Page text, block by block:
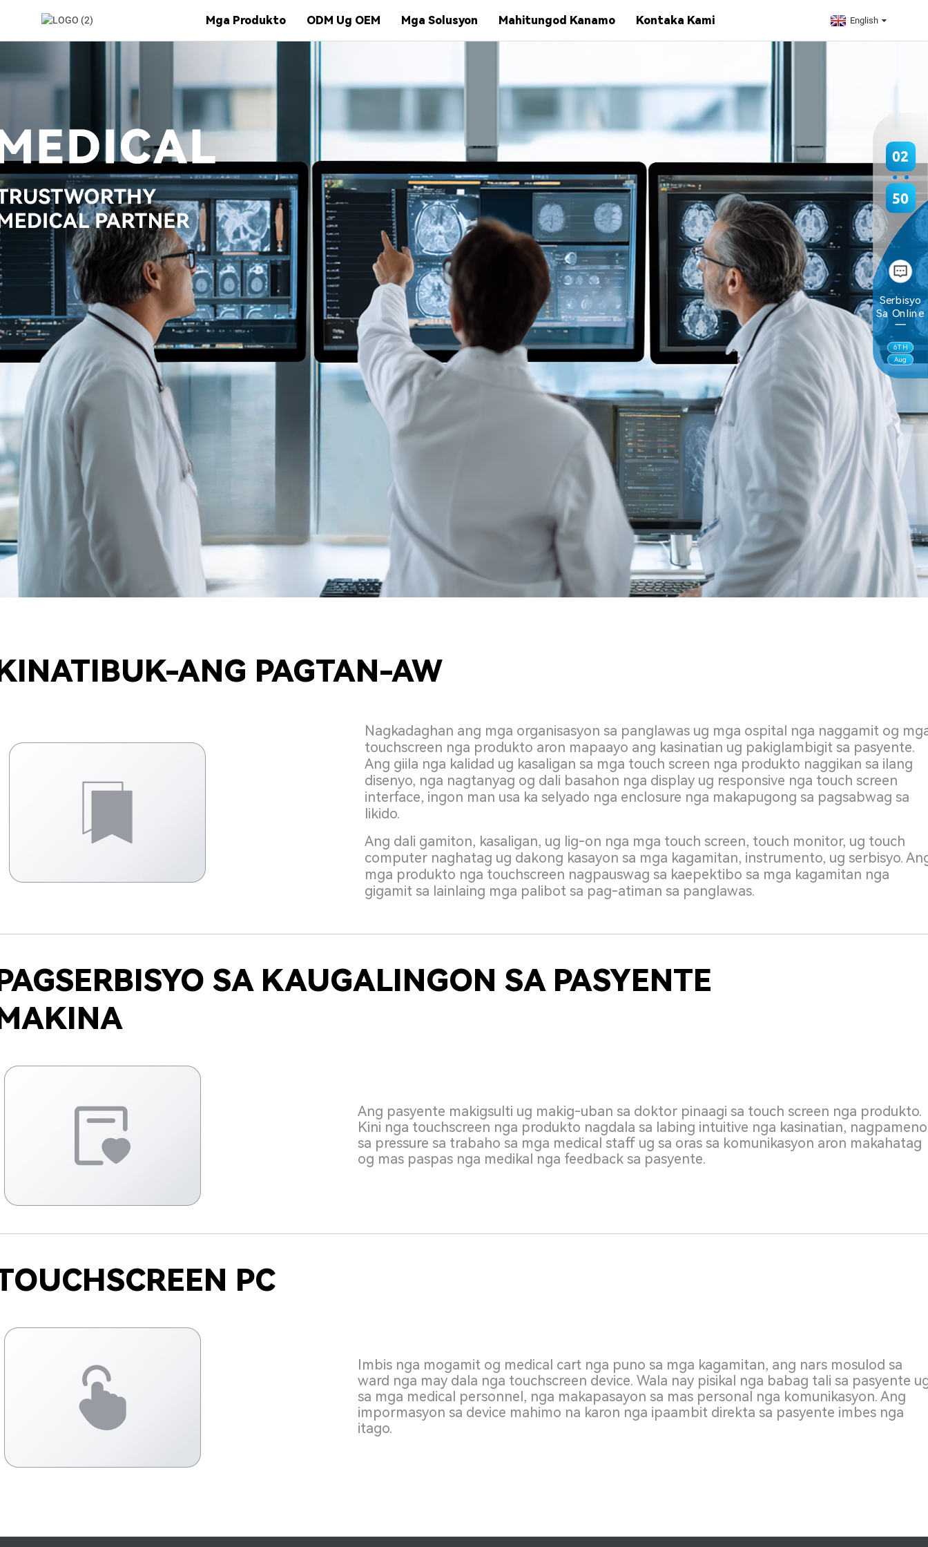
Mga Produkto ODM Ug OEM Mga Solusyon Mahitungod Kanamo Kontaka Kami English
ANG PAGTAN-AW
Nagkadaghan ang mga organisasyon sa panglawas ug mga ospital nga naggamit og
touchscreen nga produkto aron mapaayo ang kasinatian ug pakiglambigit sa pasyente.
Ang giila nga kalidad ug kasaligan sa mga touch screen nga produkto naggikan sa ilang
disenyo, nga nagtanyag og dali basahon nga display ug responsive nga touch screen
interface, ingon man usa ka selyado nga enclosure nga makapugong sa pagsabwag sa
likido.
Ang dali gamiton, kasaligan, ug lig-on nga mga touch screen, touch monitor, ug touch
computer naghatag ug dakong kasayon ​​sa mga kagamitan, instrumento, ug serbisyo.
mga produkto nga touchscreen nagpauswag sa kaepektibo sa mga kagamitan nga
gigamit sa lainlaing mga palibot sa pag-atiman sa panglawas.
SA KAUGALINGON SA PASYENTE
Ang pasyente makigsulti ug makig-uban sa doktor pinaagi sa touch screen nga produkto.
Kini nga touchscreen nga produkto nagdala sa labing intuitive nga kasinatian,
sa pressure sa trabaho sa mga medical staff ug sa oras sa komunikasyon aron makahatag
og mas paspas nga medikal nga feedback sa pasyente.
PC
Imbis nga mogamit og medical cart nga puno sa mga kagamitan, ang nars mosulod sa
ward nga may dala nga touchscreen device. Wala nay pisikal nga babag tali sa pasyente
sa mga medical personnel, nga makapasayon ​​sa mas personal nga komunikasyon. Ang
impormasyon sa device mahimo na karon nga ipaambit direkta sa pasyente imbes nga
itago.
02
50
Serbisyo
Sa Online
6TH
Aug